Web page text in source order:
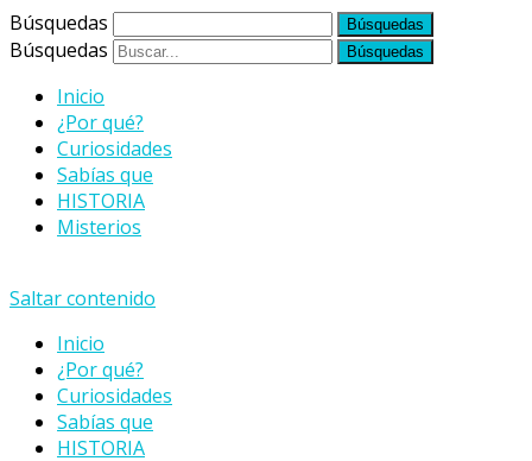
Búsquedas
Búsquedas
Inicio
¿Por qué?
Curiosidades
Sabías que
HISTORIA
Misterios
Saltar contenido
Inicio
¿Por qué?
Curiosidades
Sabías que
HISTORIA